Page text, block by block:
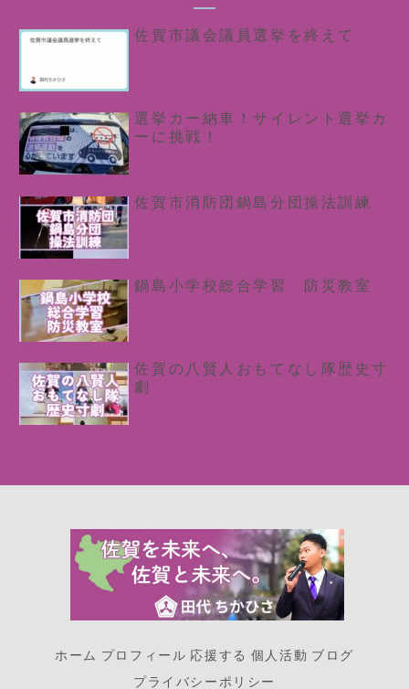
佐賀市議会議員選挙を終えて
選挙カー納車！サイレント選挙カ
ーに挑戦！
佐賀市消防団鍋島分団操法訓練
鍋島小学校総合学習 防災教室
佐賀の八賢人おもてなし隊歴史寸
劇
ホーム プロフィール 応援する 個人活動 ブログ
プライバシーポリシー